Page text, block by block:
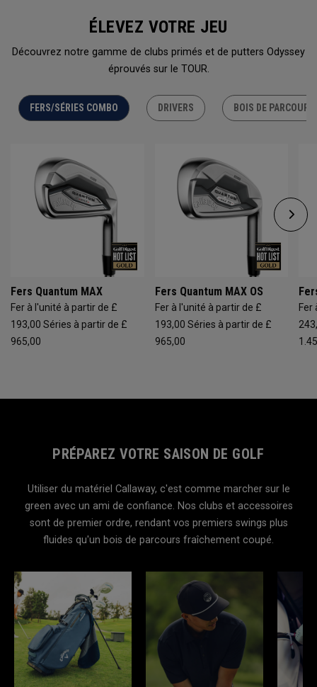
ÉLEVEZ VOTRE JEU
Découvrez notre gamme de clubs primés et de putters Odyssey
éprouvés sur le TOUR.
FERS/SÉRIES COMBO DRIVERS BOIS DE PARCOURS
Fers Quantum MAX
Fer à l'unité à partir de £
193,00 Séries à partir de £
965,00
Fers Quantum MAX OS
Fer à l'unité à partir de £
193,00 Séries à partir de £
965,00
Fer
PRÉPAREZ VOTRE SAISON DE GOLF
Utiliser du matériel Callaway, c'est comme marcher sur le
green avec un ami de confiance. Nos clubs et accessoires
sont de premier ordre, rendant vos premiers swings plus
fluides qu'un bois de parcours fraîchement coupé.